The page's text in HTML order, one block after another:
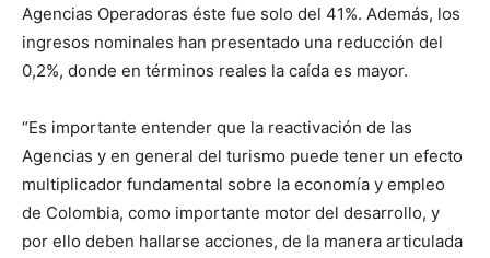
Agencias Operadoras éste fue solo del 41%. Además, los
ingresos nominales han presentado una reducción del
0,2%, donde en términos reales la caída es mayor.
“Es importante entender que la reactivación de las
Agencias y en general del turismo puede tener un efecto
multiplicador fundamental sobre la economía y empleo
de Colombia, como importante motor del desarrollo, y
por ello deben hallarse acciones, de la manera articulada